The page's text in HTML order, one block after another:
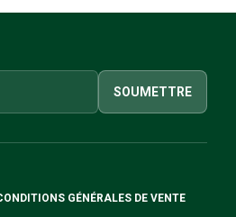
SOUMETTRE
GÉNÉRALES DE VENTE